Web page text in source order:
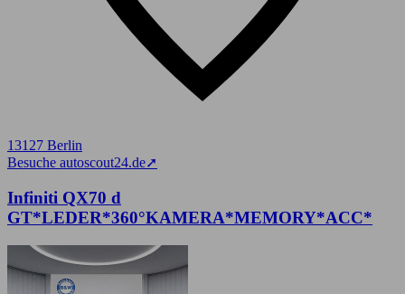
13127 Berlin
Besuche autoscout24.de➚
Infiniti QX70 d
GT*LEDER*360°KAMERA*MEMORY*ACC*